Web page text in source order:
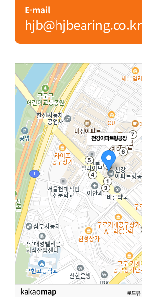
E-mail
hjb@hjbearing.co.kr
천강아파트형공장
로드뷰